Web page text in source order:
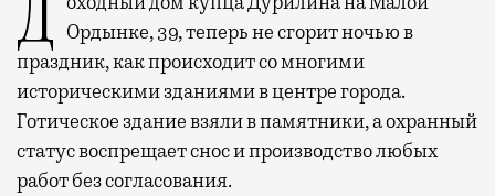
Доходный дом купца Дурилина на Малой Ордынке, 39, теперь не сгорит ночью в
праздник, как происходит со многими
историческими зданиями в центре города.
Готическое здание взяли в памятники, а охранный
статус воспрещает снос и производство любых
работ без согласования.